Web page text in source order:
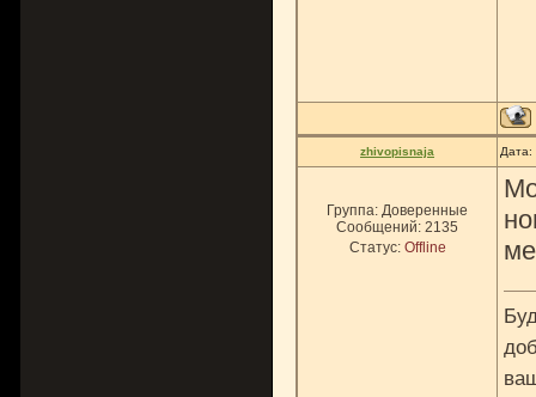
zhivopisnaja Дата:
Группа: Доверенные
Сообщений: 2135
Статус: Offline